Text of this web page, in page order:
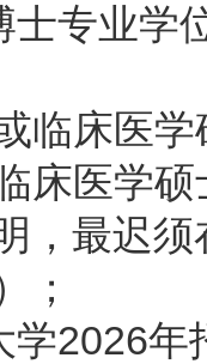
士专业学
临床医
床医学
，最迟
；
学2026